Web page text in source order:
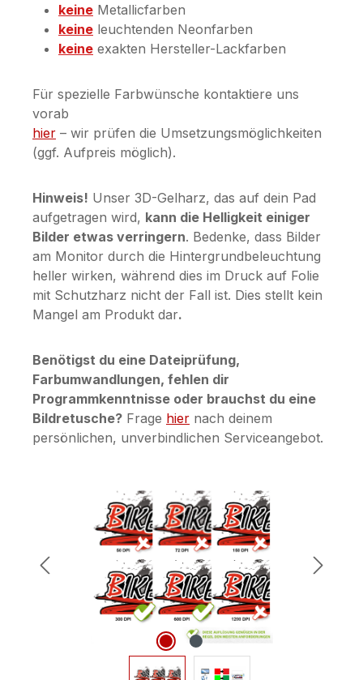
keine Metallicfarben
keine leuchtenden Neonfarben
keine exakten Hersteller-Lackfarben
Für spezielle Farbwünsche kontaktiere uns
vorab
hier – wir prüfen die Umsetzungsmöglichkeiten
(ggf. Aufpreis möglich).
Hinweis! Unser 3D-Gelharz, das auf dein Pad
aufgetragen wird, kann die Helligkeit einiger
Bilder etwas verringern. Bedenke, dass Bilder
am Monitor durch die Hintergrundbeleuchtung
heller wirken, während dies im Druck auf Folie
mit Schutzharz nicht der Fall ist. Dies stellt kein
Mangel am Produkt dar.
Benötigst du eine Dateiprüfung,
Farbumwandlungen, fehlen dir
Programmkenntnisse oder brauchst du eine
Bildretusche? Frage hier nach deinem
persönlichen, unverbindlichen Serviceangebot.